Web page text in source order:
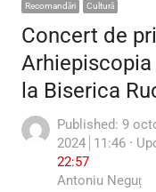
Recomandări Cultură
Concert de
Arhiepiscopia
la Biserica
Published: 9
2024 11:46
22:57
Author
Antoniu Neguț